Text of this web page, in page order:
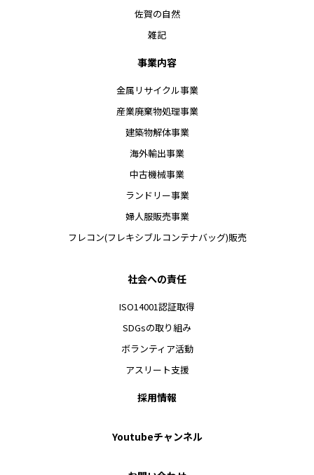
佐賀の自然
雑記
事業内容
金属リサイクル事業
産業廃棄物処理事業
建築物解体事業
海外輸出事業
中古機械事業
ランドリー事業
婦人服販売事業
フレコン(フレキシブルコンテナバッグ)販売
社会への責任
ISO14001認証取得
SDGsの取り組み
ボランティア活動
アスリート支援
採用情報
Youtubeチャンネル